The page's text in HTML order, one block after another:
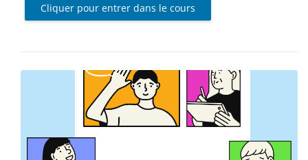
Cliquer pour entrer dans le cours